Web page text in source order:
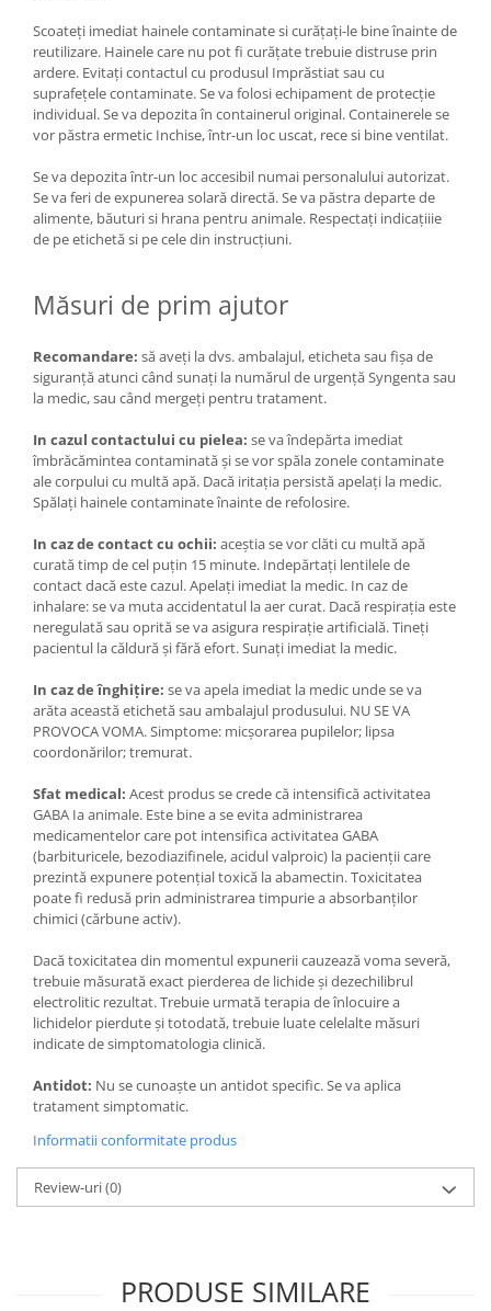
Scoateţi imediat hainele contaminate si curăţaţi-le bine înainte de
reutilizare. Hainele care nu pot fi curăţate trebuie distruse prin
ardere. Evitaţi contactul cu produsul Imprăstiat sau cu
suprafeţele contaminate. Se va folosi echipament de protecţie
individual. Se va depozita în containerul original. Containerele se
vor păstra ermetic Inchise, într-un loc uscat, rece si bine ventilat.
Se va depozita într-un loc accesibil numai personalului autorizat.
Se va feri de expunerea solară directă. Se va păstra departe de
alimente, băuturi si hrana pentru animale. Respectaţi indicaţiiie
de pe etichetă si pe cele din instrucţiuni.
Măsuri de prim ajutor
Recomandare: să aveţi la dvs. ambalajul, eticheta sau fişa de
siguranţă atunci când sunaţi la numărul de urgenţă Syngenta sau
la medic, sau când mergeţi pentru tratament.
In cazul contactului cu pielea: se va îndepărta imediat
îmbrăcămintea contaminată şi se vor spăla zonele contaminate
ale corpului cu multă apă. Dacă iritaţia persistă apelaţi la medic.
Spălaţi hainele contaminate înainte de refolosire.
In caz de contact cu ochii: aceştia se vor clăti cu multă apă
curată timp de cel puţin 15 minute. Indepărtaţi lentilele de
contact dacă este cazul. Apelaţi imediat la medic. In caz de
inhalare: se va muta accidentatul la aer curat. Dacă respiraţia este
neregulată sau oprită se va asigura respiraţie artificială. Tineţi
pacientul la căldură şi fără efort. Sunaţi imediat la medic.
In caz de înghiţire: se va apela imediat la medic unde se va
arăta această etichetă sau ambalajul produsului. NU SE VA
PROVOCA VOMA. Simptome: micşorarea pupilelor; lipsa
coordonărilor; tremurat.
Sfat medical: Acest produs se crede că intensifică activitatea
GABA Ia animale. Este bine a se evita administrarea
medicamentelor care pot intensifica activitatea GABA
(barbituricele, bezodiazifinele, acidul valproic) la pacienţii care
prezintă expunere potenţial toxică la abamectin. Toxicitatea
poate fi redusă prin administrarea timpurie a absorbanţilor
chimici (cărbune activ).
Dacă toxicitatea din momentul expunerii cauzează voma severă,
trebuie măsurată exact pierderea de lichide şi dezechilibrul
electrolitic rezultat. Trebuie urmată terapia de înlocuire a
lichidelor pierdute şi totodată, trebuie luate celelalte măsuri
indicate de simptomatologia clinică.
Antidot: Nu se cunoaşte un antidot specific. Se va aplica
tratament simptomatic.
Informatii conformitate produs
Review-uri(0)
PRODUSE SIMILARE